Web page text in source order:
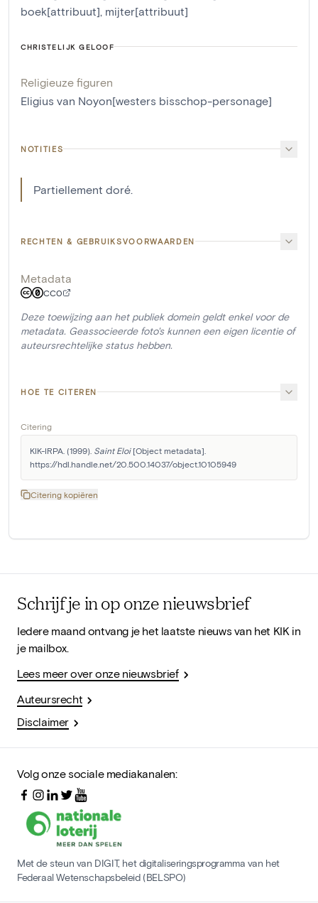
boek[attribuut] mijter[attribuut]
CHRISTELIJK GELOOF
Religieuze figuren
Eligius van Noyon[westers bisschop-personage]
NOTITIES
Partiellement doré.
RECHTEN & GEBRUIKSVOORWAARDEN
Metadata
CC0
Deze toewijzing aan het publiek domein geldt enkel voor de
metadata. Geassocieerde foto's kunnen een eigen licentie of
auteursrechtelijke status hebben.
HOE TE CITEREN
Citering
KIK-IRPA. (1999). Saint Eloi [Object metadata].
https://hdl.handle.net/20.500.14037/object.10105949
Citering kopiëren
Schrijf je in op onze nieuwsbrief
Iedere maand ontvang je het laatste nieuws van het KIK in
je mailbox.
Lees meer over onze nieuwsbrief
Auteursrecht
Disclaimer
Volg onze sociale mediakanalen:
Met de steun van DIGIT, het digitaliseringsprogramma van het
Federaal Wetenschapsbeleid (BELSPO)